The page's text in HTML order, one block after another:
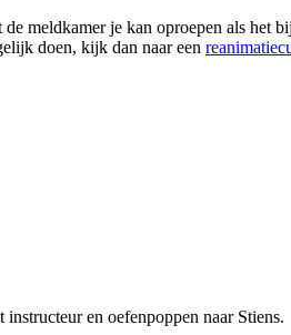
de meldkamer je kan oproepen als het
doen, kijk dan naar een
en oefenpoppen naar Stiens.